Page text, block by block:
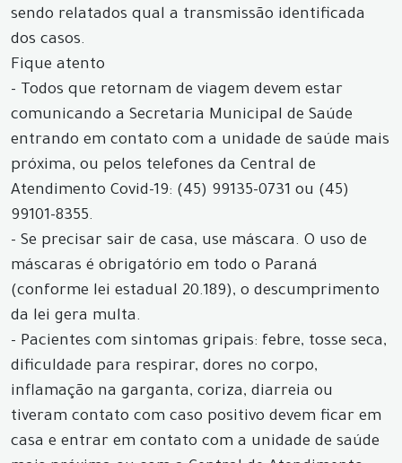
sendo relatados qual a transmissão identificada
dos casos.
Fique atento
- Todos que retornam de viagem devem estar
comunicando a Secretaria Municipal de Saúde
entrando em contato com a unidade de saúde mais
próxima, ou pelos telefones da Central de
Atendimento Covid-19: (45) 99135-0731 ou (45)
99101-8355.
- Se precisar sair de casa, use máscara. O uso de
máscaras é obrigatório em todo o Paraná
(conforme lei estadual 20.189), o descumprimento
da lei gera multa.
- Pacientes com sintomas gripais: febre, tosse seca,
dificuldade para respirar, dores no corpo,
inflamação na garganta, coriza, diarreia ou
tiveram contato com caso positivo devem ficar em
casa e entrar em contato com a unidade de saúde